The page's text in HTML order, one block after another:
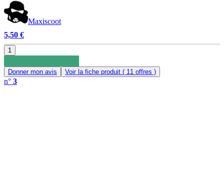
Maxiscoot
5,50 €
1
Donner mon avis Voir la fiche produit ( 11 offres )
n° 3